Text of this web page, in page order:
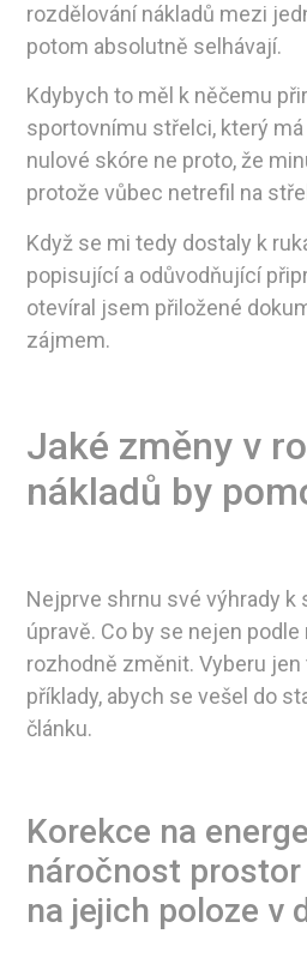
rozdělování nákladů mezi
potom absolutně selhávají.
Kdybych to měl k něčemu
sportovnímu střelci, který
nulové skóre ne proto, že
protože vůbec netrefil na
Když se mi tedy dostaly k
popisující a odůvodňující
otevíral jsem přiložené
zájmem.
Jaké změny v
nákladů by
Nejprve shrnu své výhrady k
úpravě. Co by se nejen
rozhodně změnit. Vyberu
příklady, abych se vešel do
článku.
Korekce na
náročnost
na jejich poloze v